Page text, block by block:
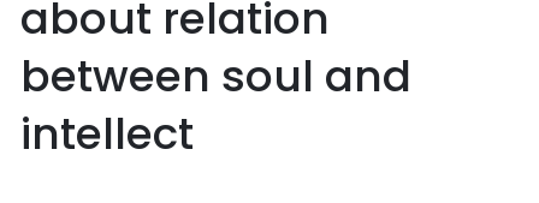
about relation
between soul and
intellect